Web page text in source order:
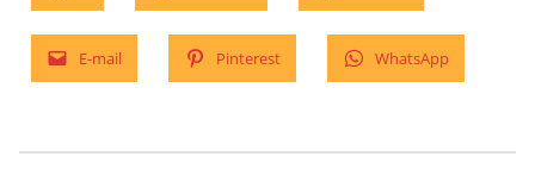
E-mail Pinterest WhatsApp